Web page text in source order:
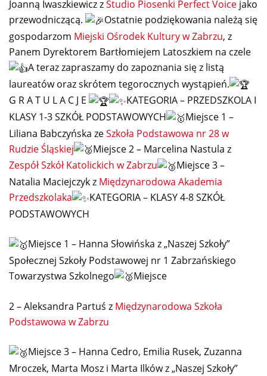
Joanną Iwaszkiewicz zStudio Piosenki Perfect Voice jako
przewodniczącą.
Ostatnie podziękowania należą się
gospodarzom Miejski Ośrodek Kultury w Zabrzu, z
Panem Dyrektorem Bartłomiejem Latoszkiem na czele
A teraz zapraszamy do zapoznania się z listą
laureatów oraz skrótem tegorocznych wystąpień.
G R A T U L A C J E
KATEGORIA – PRZEDSZKOLA I
KLASY 1-3 SZKÓŁ PODSTAWOWYCH
Miejsce 1 –
Liliana Babczyńska zeSzkoła Podstawowa nr 28 w
Rudzie Śląskiej
Miejsce 2 – Marcelina Nastula z
Zespół Szkół Katolickich w Zabrzu
Miejsce 3 –
Natalia Maciejczyk z Międzynarodowa Akademia
Przedszkolaka
KATEGORIA – KLASY 4-8 SZKÓŁ
PODSTAWOWYCH
Miejsce 1 – Hanna Słowińska z „Naszej Szkoły”
Społecznej Szkoły Podstawowej nr 1 Zabrzańskiego
Towarzystwa Szkolnego
Miejsce
2 – Aleksandra Partuś z Międzynarodowa Szkoła
Podstawowa w Zabrzu
Miejsce 3 – Hanna Cedro, Emilia Rusek, Zuzanna
Mroczek, Marta Mosz i Marta Ilków z „Naszej Szkoły”